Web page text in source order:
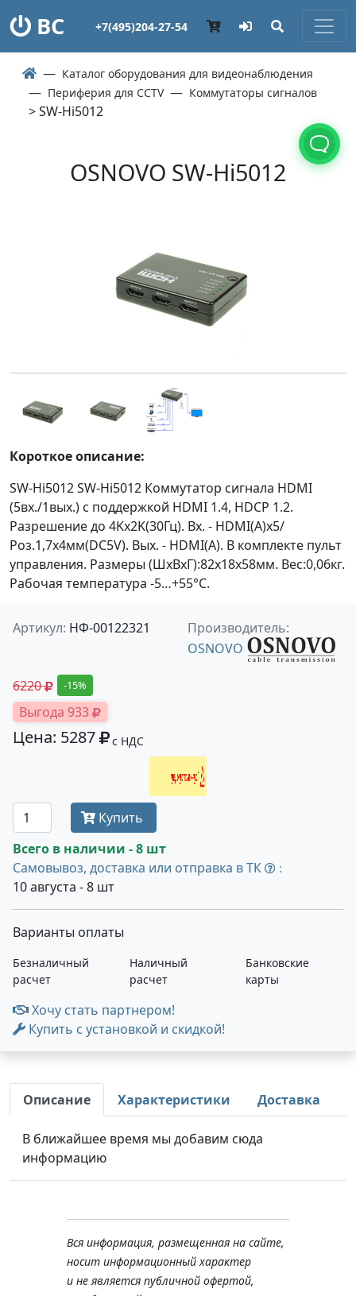
ВС +7(495)204-27-54
Каталог оборудования для видеонаблюдения
Периферия для CCTV
Коммутаторы сигналов
> SW-Hi5012
OSNOVO SW-Hi5012
Короткое описание:
SW-Hi5012 SW-Hi5012 Коммутатор сигнала HDMI
(5вх./1вых.) с поддержкой HDMI 1.4, HDCP 1.2.
Разрешение до 4Kx2K(30Гц). Вх. - HDMI(A)x5/
Роз.1,7х4мм(DC5V). Вых. - HDMI(A). В комплекте пульт
управления. Размеры (ШxВxГ):82x18x58мм. Вес:0,06кг.
Рабочая температура -5…+55°С.
Артикул: НФ-00122321
Производитель:
OSNOVO
6220 -15%
Выгода 933
Цена: 5287 с НДС
Получить оптовую цену
Купить
Всего в наличии - 8 шт
Самовывоз, доставка или отправка в ТК
:
10 августа - 8 шт
Варианты оплаты
Безналичный
расчет
Наличный
расчет
Банковские
карты
Хочу стать партнером!
Купить с установкой и скидкой!
Описание Характеристики Доставка
В ближайшее время мы добавим сюда
информацию
Вся информация, размещенная на сайте,
носит информационный характер
и не является публичной офертой,